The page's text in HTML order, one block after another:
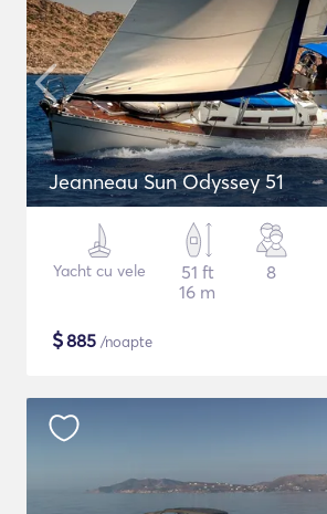
Jeanneau Sun Odyssey 51
Yacht cu vele
51 ft
16 m
8
$885 /noapte